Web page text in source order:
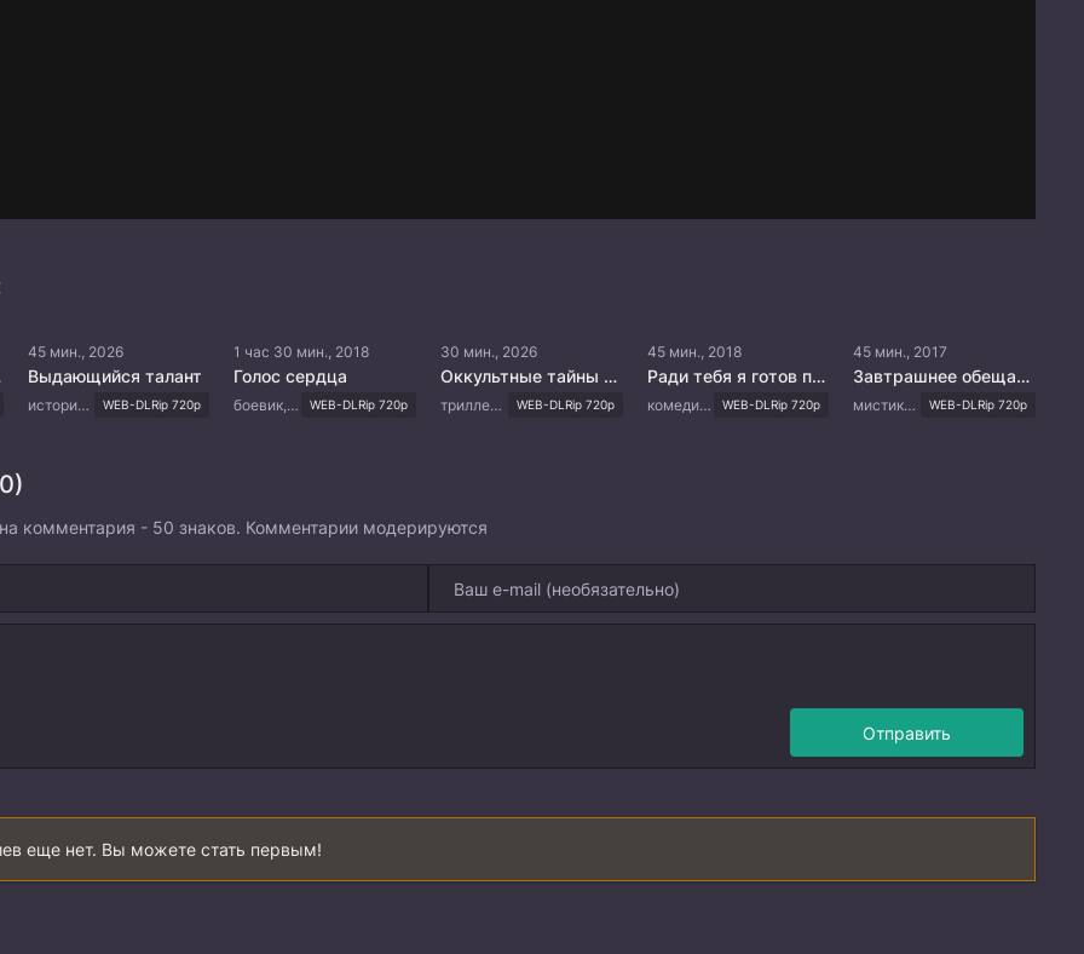
45 мин., 2026
Выдающийся талант
история, романтика, фэнтези, политика WEB-DLRip 720p
1 час 30 мин., 2018
Голос сердца
боевик, романтика, драма WEB-DLRip 720p
30 мин., 2026
Оккультные тайны династии Тан
триллер, история, мистика WEB-DLRip 720p
45 мин., 2018
Ради тебя я готов полюбить весь мир
комедия, романтика, повседневность, драма WEB-DLRip 720p
45 мин., 2017
Завтрашнее обещание
мистика, психология, драма WEB-DLRip 720p
комментария - 50 знаков. Комментарии модерируются
Отправить
еще нет. Вы можете стать первым!